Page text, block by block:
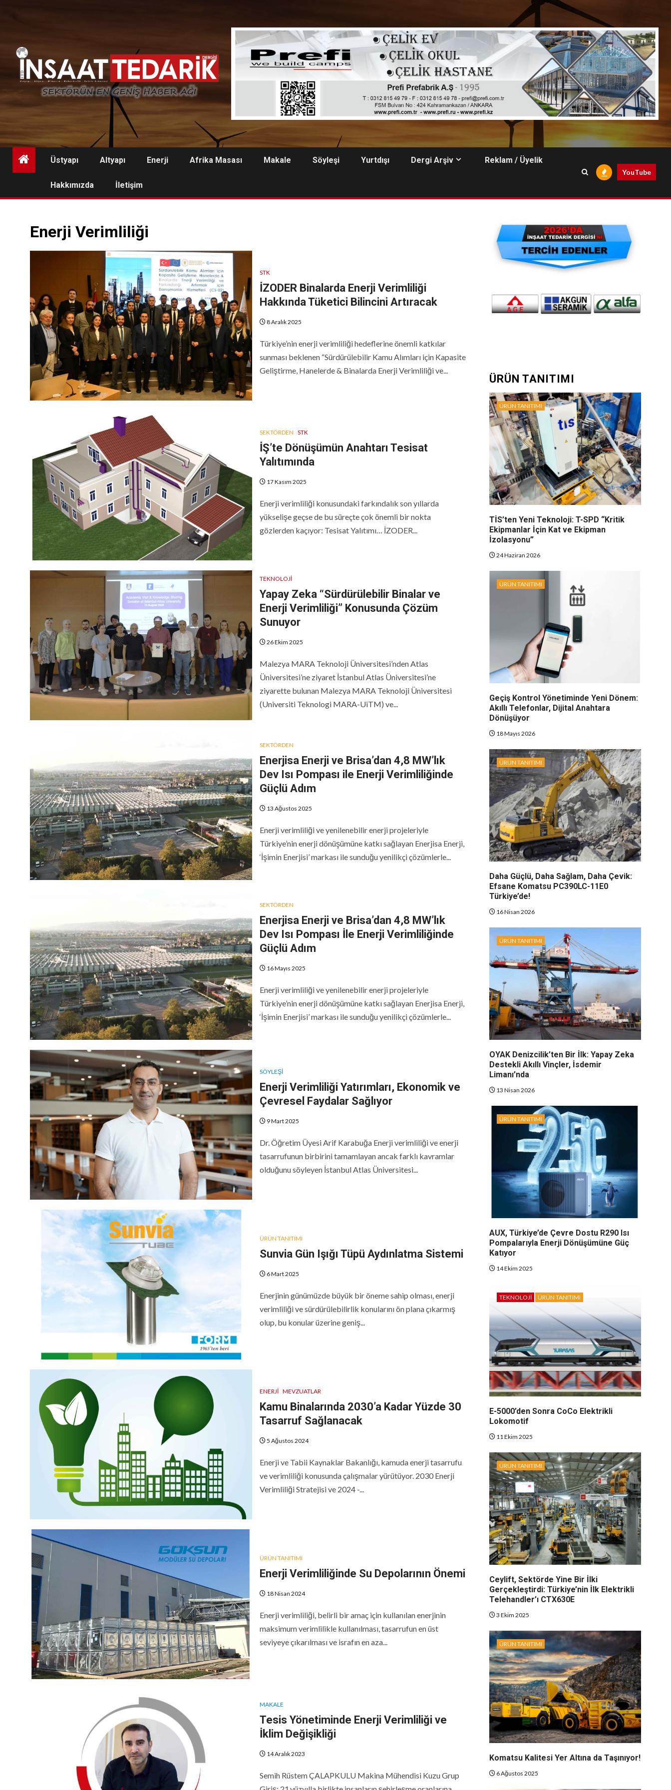
Üstyapı Altyapı Enerji Afrika Masası Makale Söyleşi Yurtdışı Dergi Arşiv Reklam / Üyelik
Hakkımızda İletişim
YouTube
Enerji Verimliliği
STK
İZODER Binalarda Enerji Verimliliği
Hakkında Tüketici Bilincini Artıracak
8 Aralık 2025
Türkiye’nin enerji verimliliği hedeflerine önemli katkılar
sunması beklenen “Sürdürülebilir Kamu Alımları için Kapasite
Geliştirme, Hanelerde & Binalarda Enerji Verimliliği ve...
SEKTÖRDEN STK
İŞ’te Dönüşümün Anahtarı Tesisat
Yalıtımında
17 Kasım 2025
Enerji verimliliği konusundaki farkındalık son yıllarda
yükselişe geçse de bu süreçte çok önemli bir nokta
gözlerden kaçıyor: Tesisat Yalıtımı… İZODER...
TEKNOLOJI
Yapay Zeka “Sürdürülebilir Binalar ve
Enerji Verimliliği” Konusunda Çözüm
Sunuyor
26 Ekim 2025
Malezya MARA Teknoloji Üniversitesi’nden Atlas
Üniversitesi’ne ziyaret İstanbul Atlas Üniversitesi’ne
ziyarette bulunan Malezya MARA Teknoloji Üniversitesi
(Universiti Teknologi MARA-UiTM) ve...
SEKTÖRDEN
Enerjisa Enerji ve Brisa’dan 4,8 MW’lık
Dev Isı Pompası ile Enerji Verimliliğinde
Güçlü Adım
13 Ağustos 2025
Enerji verimliliği ve yenilenebilir enerji projeleriyle
Türkiye’nin enerji dönüşümüne katkı sağlayan Enerjisa Enerji,
‘İşimin Enerjisi’ markası ile sunduğu yenilikçi çözümlerle...
SEKTÖRDEN
Enerjisa Enerji ve Brisa’dan 4,8 MW’lık
Dev Isı Pompası İle Enerji Verimliliğinde
Güçlü Adım
16 Mayıs 2025
Enerji verimliliği ve yenilenebilir enerji projeleriyle
Türkiye’nin enerji dönüşümüne katkı sağlayan Enerjisa Enerji,
‘İşimin Enerjisi’ markası ile sunduğu yenilikçi çözümlerle...
SÖYLEŞI
Enerji Verimliliği Yatırımları, Ekonomik ve
Çevresel Faydalar Sağlıyor
9 Mart 2025
Dr. Öğretim Üyesi Arif Karabuğa Enerji verimliliği ve enerji
tasarrufunun birbirini tamamlayan ancak farklı kavramlar
olduğunu söyleyen İstanbul Atlas Üniversitesi...
ÜRÜN TANITIMI
Sunvia Gün Işığı Tüpü Aydınlatma Sistemi
6 Mart 2025
Enerjinin günümüzde büyük bir öneme sahip olması, enerji
verimliliği ve sürdürülebilirlik konularını ön plana çıkarmış
olup, bu konular üzerine geniş...
ENERJI MEVZUATLAR
Kamu Binalarında 2030’a Kadar Yüzde 30
Tasarruf Sağlanacak
5 Ağustos 2024
Enerji ve Tabii Kaynaklar Bakanlığı, kamuda enerji tasarrufu
ve verimliliği konusunda çalışmalar yürütüyor. 2030 Enerji
Verimliliği Stratejisi ve 2024 -...
ÜRÜN TANITIMI
Enerji Verimliliğinde Su Depolarının Önemi
18 Nisan 2024
Enerji verimliliği, belirli bir amaç için kullanılan enerjinin
maksimum verimlilikle kullanılması, tasarrufun en üst
seviyeye çıkarılması ve israfın en aza...
MAKALE
Tesis Yönetiminde Enerji Verimliliği ve
İklim Değişikliği
14 Aralık 2023
Semih Rüstem ÇALAPKULU Makina Mühendisi Kuzu Grup
ÜRÜN TANITIMI
ÜRÜN TANITIMI
TİS’ten Yeni Teknoloji: T-SPD “Kritik
Ekipmanlar İçin Kat ve Ekipman
İzolasyonu”
24 Haziran 2026
ÜRÜN TANITIMI
Geçiş Kontrol Yönetiminde Yeni Dönem:
Akıllı Telefonlar, Dijital Anahtara
Dönüşüyor
18 Mayıs 2026
ÜRÜN TANITIMI
Daha Güçlü, Daha Sağlam, Daha Çevik:
Efsane Komatsu PC390LC-11E0
Türkiye’de!
16 Nisan 2026
ÜRÜN TANITIMI
OYAK Denizcilik’ten Bir İlk: Yapay Zeka
Destekli Akıllı Vinçler, İsdemir
Limanı’nda
13 Nisan 2026
ÜRÜN TANITIMI
AUX, Türkiye’de Çevre Dostu R290 Isı
Pompalarıyla Enerji Dönüşümüne Güç
Katıyor
14 Ekim 2025
TEKNOLOJI ÜRÜN TANITIMI
E-5000’den Sonra CoCo Elektrikli
Lokomotif
11 Ekim 2025
ÜRÜN TANITIMI
Ceylift, Sektörde Yine Bir İlki
Gerçekleştirdi: Türkiye’nin İlk Elektrikli
Telehandler’ı CTX630E
3 Ekim 2025
ÜRÜN TANITIMI
Komatsu Kalitesi Yer Altına da Taşınıyor!
6 Ağustos 2025